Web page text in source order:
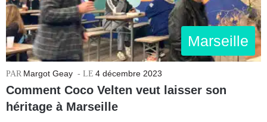
Marseille
Margot Geay 4 décembre 2023
Comment Coco Velten veut laisser son
héritage à Marseille